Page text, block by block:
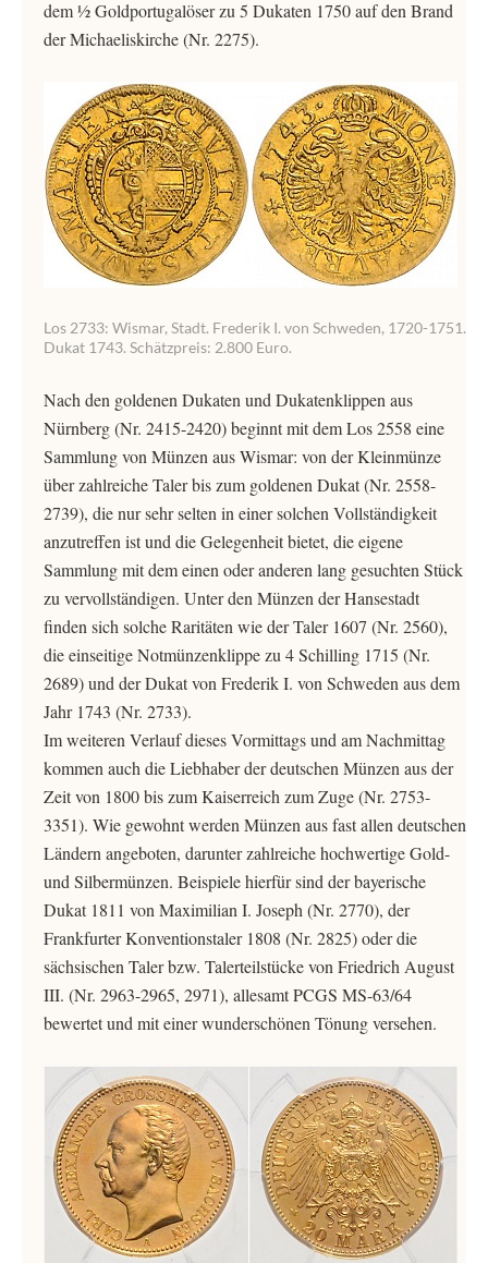
dem ½ Goldportugalöser zu 5 Dukaten 1750 auf den Brand
der Michaeliskirche (Nr. 2275).
Los 2733: Wismar, Stadt. Frederik I. von Schweden, 1720-1751.
Dukat 1743. Schätzpreis: 2.800 Euro.
Nach den goldenen Dukaten und Dukatenklippen aus
Nürnberg (Nr. 2415-2420) beginnt mit dem Los 2558 eine
Sammlung von Münzen aus Wismar: von der Kleinmünze
über zahlreiche Taler bis zum goldenen Dukat (Nr. 2558-
2739), die nur sehr selten in einer solchen Vollständigkeit
anzutreffen ist und die Gelegenheit bietet, die eigene
Sammlung mit dem einen oder anderen lang gesuchten Stück
zu vervollständigen. Unter den Münzen der Hansestadt
finden sich solche Raritäten wie der Taler 1607 (Nr. 2560),
die einseitige Notmünzenklippe zu 4 Schilling 1715 (Nr.
2689) und der Dukat von Frederik I. von Schweden aus dem
Jahr 1743 (Nr. 2733).
Im weiteren Verlauf dieses Vormittags und am Nachmittag
kommen auch die Liebhaber der deutschen Münzen aus der
Zeit von 1800 bis zum Kaiserreich zum Zuge (Nr. 2753-
3351). Wie gewohnt werden Münzen aus fast allen deutschen
Ländern angeboten, darunter zahlreiche hochwertige Gold-
und Silbermünzen. Beispiele hierfür sind der bayerische
Dukat 1811 von Maximilian I. Joseph (Nr. 2770), der
Frankfurter Konventionstaler 1808 (Nr. 2825) oder die
sächsischen Taler bzw. Talerteilstücke von Friedrich August
III. (Nr. 2963-2965, 2971), allesamt PCGS MS-63/64
bewertet und mit einer wunderschönen Tönung versehen.